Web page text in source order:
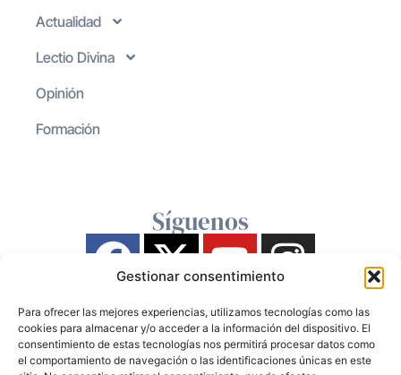
Gestionar consentimiento
Para ofrecer las mejores experiencias, utilizamos tecnologías como las
cookies para almacenar y/o acceder a la información del dispositivo. El
consentimiento de estas tecnologías nos permitirá procesar datos como
el comportamiento de navegación o las identificaciones únicas en este
Actualidad
Lectio Divina
Opinión
Formación
Síguenos